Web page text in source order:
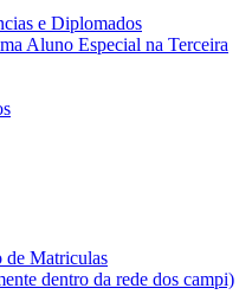
e Diplomados
Aluno Especial na Terceira
de Matriculas
dentro da rede dos campi)